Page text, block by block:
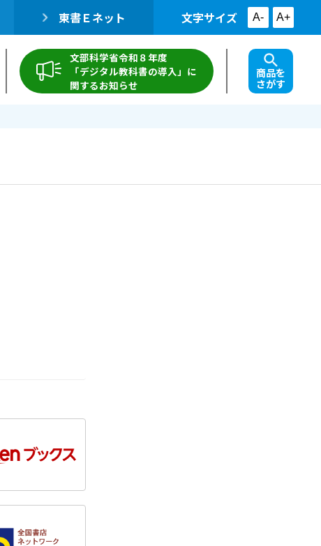
東書Ｅネット 文字サイズ A- A+
文部科学省令和８年度
「デジタル教科書の導入」に
関するお知らせ
商品を
さがす